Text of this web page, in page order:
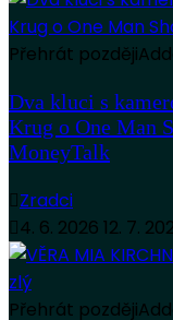
Přehrát později
Dva kluci s
Krug o One Man
MoneyTalk
Zradci
4. 6. 2026 12. 7.
Přehrát později